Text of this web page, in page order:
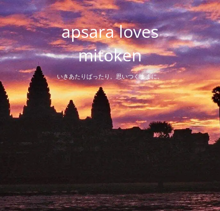
Skip
to
content
apsara loves
mitoken
いきあたりばったり。思いつくままに。